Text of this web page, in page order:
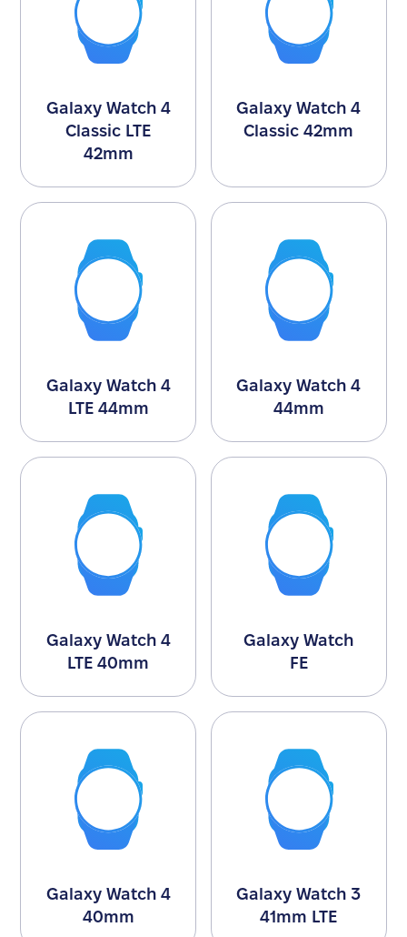
Galaxy Watch 4
Classic LTE
42mm
Galaxy Watch 4
Classic 42mm
Galaxy Watch 4
LTE 44mm
Galaxy Watch 4
44mm
Galaxy Watch 4
LTE 40mm
Galaxy Watch
FE
Galaxy Watch 4
40mm
Galaxy Watch 3
41mm LTE